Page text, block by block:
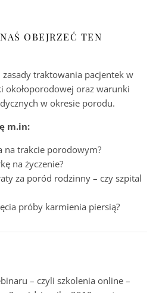
OBEJRZEĆ TEN
traktowania pacjentek w
okołoporodowej oraz warunki
w okresie porodu.
m.in:
na trakcie porodowym?
na życzenie?
za poród rodzinny – czy szpital
próby karmienia piersią?
– czyli szkolenia online –